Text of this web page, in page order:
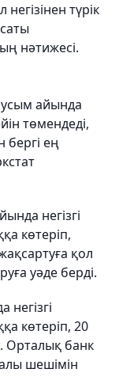
түрік
нәтижесі.
айында
төмендеді,
ең
негізгі
көтеріп,
қол
уәде берді.
көтеріп, 20
Орталық банк
шешімін